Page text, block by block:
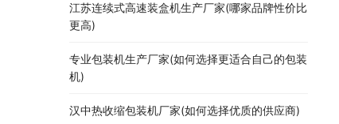
江苏连续式高速装盒机生产厂家(哪家品牌性价比
更高)
专业包装机生产厂家(如何选择更适合自己的包装
机)
汉中热收缩包装机厂家(如何选择优质的供应商)